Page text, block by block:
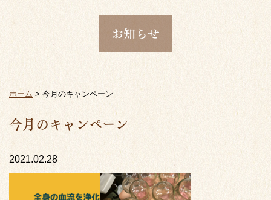
お知らせ
ホーム > 今月のキャンペーン
今月のキャンペーン
2021.02.28